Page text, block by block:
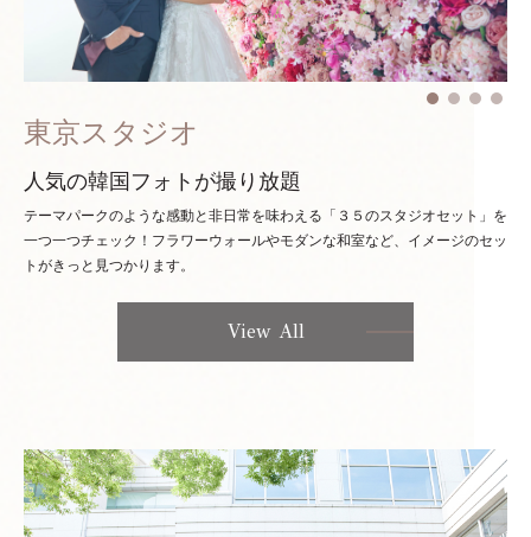
東京スタジオ
人気の韓国フォトが撮り放題
テーマパークのような感動と非日常を味わえる「３５のスタジオセット」を
一つ一つチェック！ フラワーウォールやモダンな和室など、イメージのセッ
トがきっと見つかります。
View All